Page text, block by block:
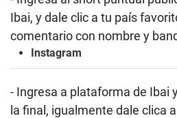
Ibai, y dale clic a tu país
comentario con nombre y
Instagram
- Ingresa a plataforma de Ibai
la final, igualmente dale clica